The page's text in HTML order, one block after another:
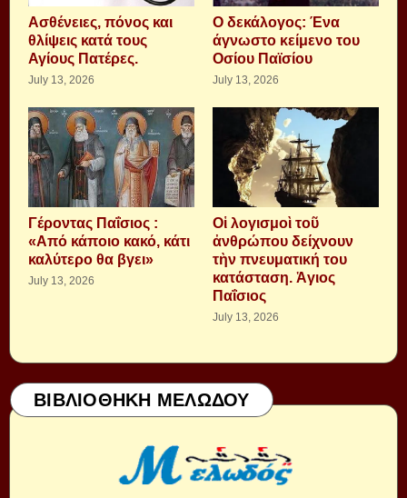
Aσθένειες, πόνος και
θλίψεις κατά τους
Αγίους Πατέρες.
July 13, 2026
Ο δεκάλογος: Ένα
άγνωστο κείμενο του
Οσίου Παϊσίου
July 13, 2026
Γέροντας Παΐσιος :
«Από κάποιο κακό, κάτι
καλύτερο θα βγει»
July 13, 2026
Οἱ λογισμοὶ τοῦ
ἀνθρώπου δείχνουν
τὴν πνευματική του
κατάσταση. Ἁγιος
Παΐσιος
July 13, 2026
ΒΙΒΛΙΟΘΗΚΗ ΜΕΛΩΔΟΥ